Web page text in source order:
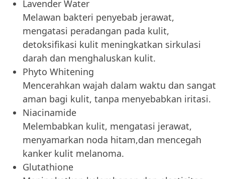
Lavender Water
Melawan bakteri penyebab jerawat,
mengatasi peradangan pada kulit,
detoksifikasi kulit meningkatkan sirkulasi
darah dan menghaluskan kulit.
Phyto Whitening
Mencerahkan wajah dalam waktu dan sangat
aman bagi kulit, tanpa menyebabkan iritasi.
Niacinamide
Melembabkan kulit, mengatasi jerawat,
menyamarkan noda hitam,dan mencegah
kanker kulit melanoma.
Glutathione